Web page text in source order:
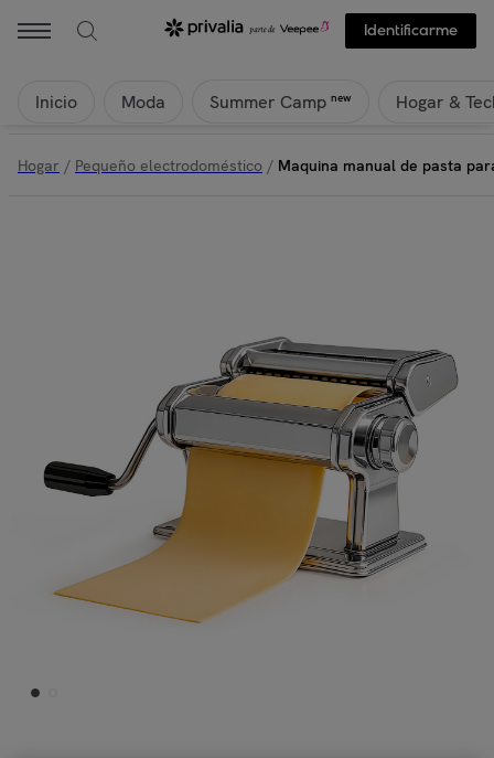
Identificarme
Inicio Moda Summer Camp new Hogar &
Hogar / Pequeño electrodoméstico / Maquina manual de pasta